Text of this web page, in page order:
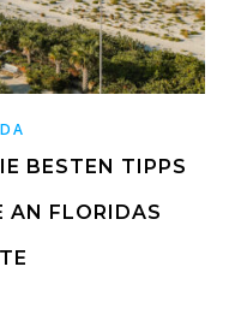
BESTEN TIPPS
AN FLORIDAS